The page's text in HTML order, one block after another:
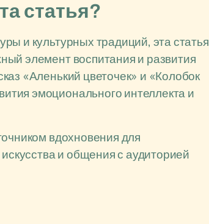
статья?
и культурных традиций, эта статья
элемент воспитания и развития
«Аленький цветочек» и «Колобок
эмоционального интеллекта и
вдохновения для
и общения с аудиторией